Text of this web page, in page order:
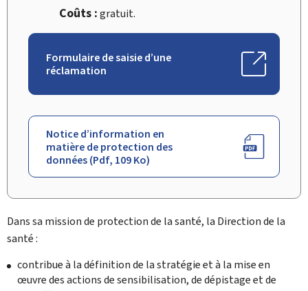
Coûts :gratuit.
Formulaire de saisie d’une
réclamation
Notice d’information en
matière de protection des
données (Pdf, 109 Ko)
Dans sa mission de protection de la santé, la Direction de la
santé:
contribue à la définition de la stratégie et à la mise en
œuvre des actions de sensibilisation, de dépistage et de